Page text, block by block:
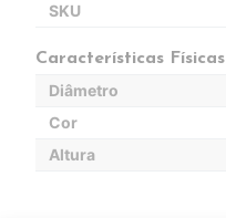
SKU
Características Físicas
Diâmetro
Cor
Altura